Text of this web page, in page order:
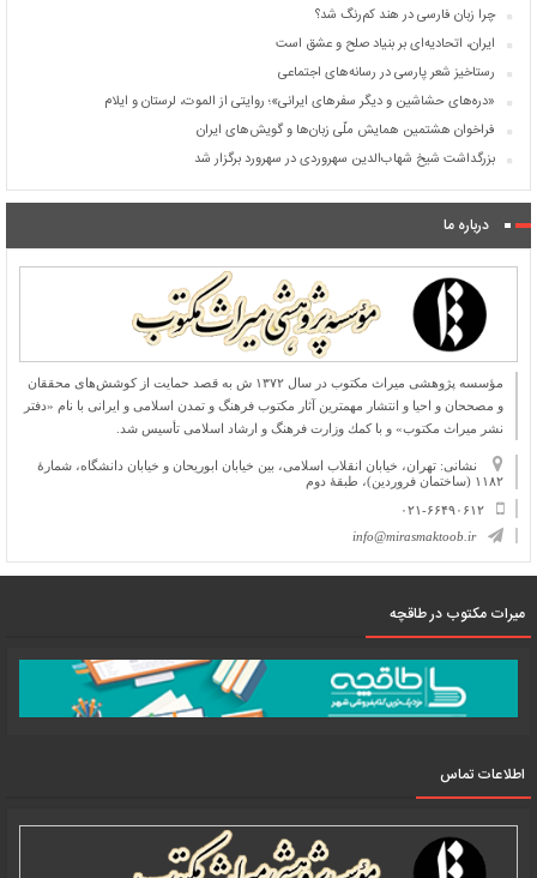
چرا زبان فارسی در هند کم‌رنگ شد؟
ایران، اتحادیه‌ای بر بنیاد صلح و عشق است
رستاخیز شعر پارسی در رسانه‌های اجتماعی
«دره‌های حشاشین و دیگر سفرهای ایرانی»؛ روایتی از الموت، لرستان و ایلام
فراخوان هشتمین همایش ملّی زبان‌ها و گویش‌های ایران
بزرگداشت شیخ شهاب‌الدین سهروردی در سهرورد برگزار شد
درباره ما
مؤسسه پژوهشی میراث مكتوب در سال ۱۳۷۲ ش به قصد حمایت از كوشش‌های محققان
و مصححان و احیا و انتشار مهمترین آثار مكتوب فرهنگ و تمدن اسلامی و ایرانی با نام «دفتر
نشر میراث مكتوب» و با كمك وزارت فرهنگ و ارشاد اسلامی تأسیس شد.
نشانی: تهران، خیابان انقلاب اسلامی، بین خیابان ابوریحان و خیابان دانشگاه، شمارۀ
۱۱۸۲ (ساختمان فروردین)، طبقۀ دوم
۰۲۱-۶۶۴۹۰۶۱۲
info@mirasmaktoob.ir
میرات مکتوب در طاقچه
اطلاعات تماس